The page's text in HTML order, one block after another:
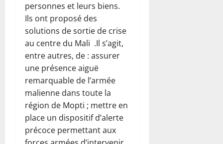
personnes et leurs biens.
Ils ont proposé des
solutions de sortie de crise
au centre du Mali .Il s’agit,
entre autres, de : assurer
une présence aiguë
remarquable de l’armée
malienne dans toute la
région de Mopti ; mettre en
place un dispositif d’alerte
précoce permettant aux